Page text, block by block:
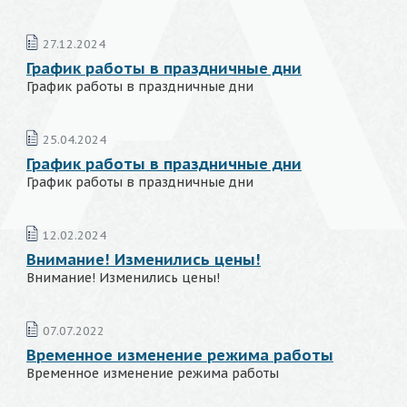
27.12.2024
График работы в праздничные дни
График работы в праздничные дни
25.04.2024
График работы в праздничные дни
График работы в праздничные дни
12.02.2024
Внимание! Изменились цены!
Внимание! Изменились цены!
07.07.2022
Временное изменение режима работы
Временное изменение режима работы